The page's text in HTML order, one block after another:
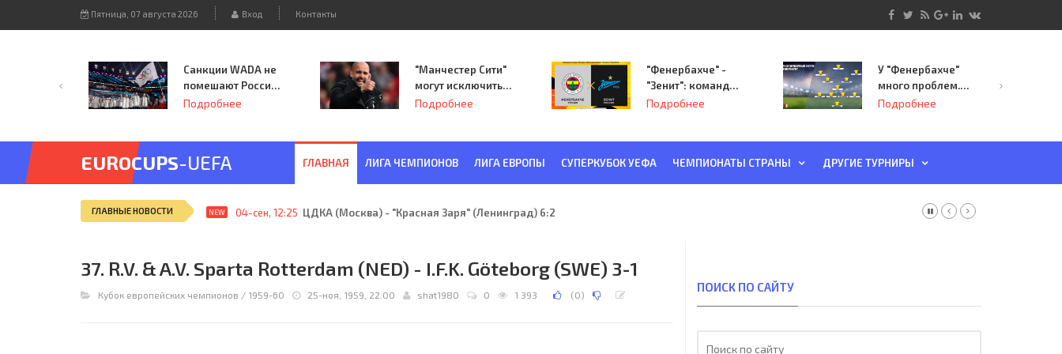
Пятница, 07 августа 2026 Вход Контакты
Санкции WADA не
помешают России
принять
Подробнее
"Манчестер Сити"
могут исключить
из Лиги
Подробнее
"Фенербахче" -
"Зенит": команда
Семака начинает
Подробнее
У "Фенербахче"
много проблем.
Но он опасен для
Подробнее
EUROCUPS-UEFA ГЛАВНАЯ ЛИГА ЧЕМПИОНОВ ЛИГА ЕВРОПЫ СУПЕРКУБОК УЕФА ЧЕМПИОНАТЫ СТРАНЫ ДРУГИЕ ТУРНИРЫ
ГЛАВНЫЕ НОВОСТИ NEW 04-сен, 12:25 ЦДКА (Москва) - "Красная Заря" (Ленинград) 6:2
37. R.V. & A.V. Sparta Rotterdam (NED) - I.F.K. Göteborg (SWE) 3-1
Кубок европейских чемпионов / 1959-60 25-ноя, 1959, 22:00 shat1980 0 1 393 (0)
ПОИСК ПО САЙТУ